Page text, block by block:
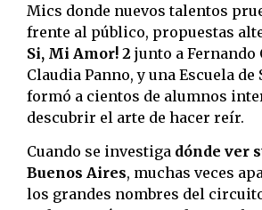
Mics donde nuevos talentos
frente al público, propuestas
Si, Mi Amor! 2 junto a Fernando
Claudia Panno, y una Escuela de
formó a cientos de alumnos
descubrir el arte de hacer reír.
Cuando se investiga dónde ver
Buenos Aires, muchas veces
los grandes nombres del